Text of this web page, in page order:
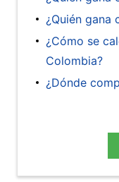
¿Quién gana
¿Cómo se
Colombia?
¿Dónde